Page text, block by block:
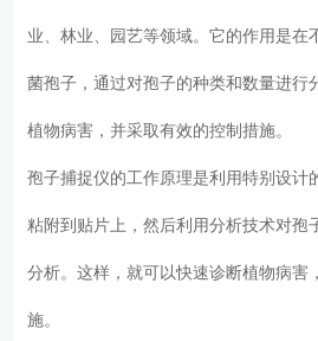
业、林业、园艺等领域。它的作用是在
菌孢子，通过对孢子的种类和数量进行
植物病害，并采取有效的控制措施。
孢子捕捉仪的工作原理是利用特别设计
粘附到贴片上，然后利用分析技术对孢
分析。这样，就可以快速诊断植物病害
施。